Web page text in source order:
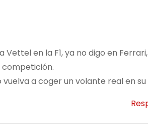
en la F1, ya no digo en
competición.
a coger un volante real en su